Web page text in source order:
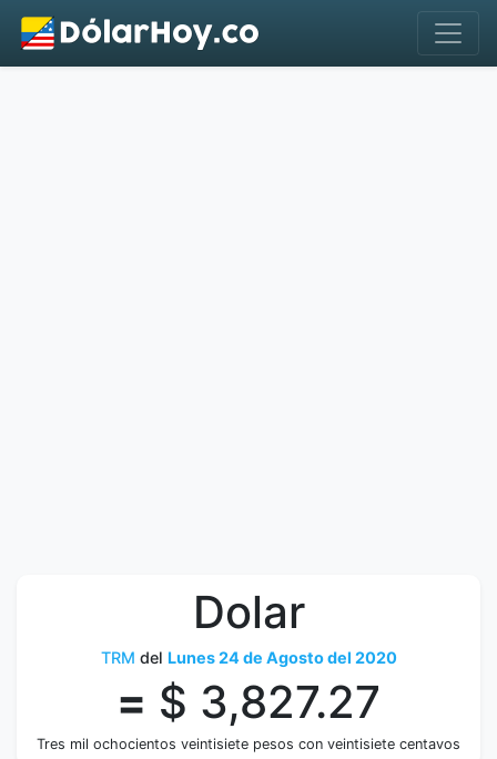
Dolar
TRM del Lunes 24 de Agosto del 2020
= $ 3,827.27
Tres mil ochocientos veintisiete pesos con veintisiete centavos